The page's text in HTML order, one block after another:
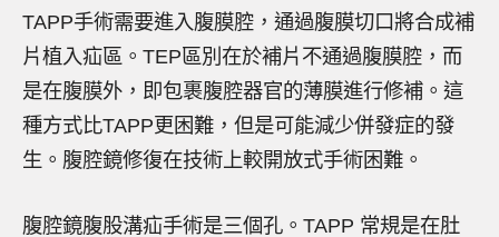
TAPP手術需要進入腹膜腔，通過腹膜切口將合成補
片植入疝區。TEP區別在於補片不通過腹膜腔，而
是在腹膜外，即包裹腹腔器官的薄膜進行修補。這
種方式比TAPP更困難，但是可能減少併發症的發
生。腹腔鏡修復在技術上較開放式手術困難。
腹腔鏡腹股溝疝手術是三個孔。TAPP 常規是在肚